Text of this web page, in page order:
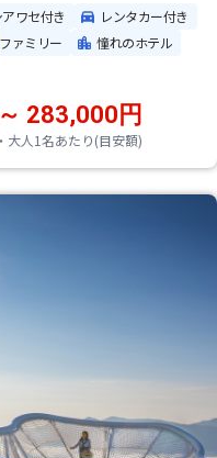
ワセ付き
レンタカー付き
ファミリー
憧れのホテル
大人1名あたり(目安額)
283,000円